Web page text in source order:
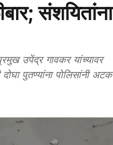
संशयितांना
उपेंद्र गावकर यांच्यावर
पुतण्यांना पोलिसांनी अटक